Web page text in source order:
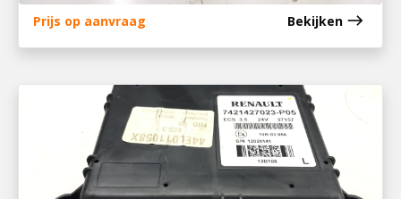
Prijs op aanvraag Bekijken east